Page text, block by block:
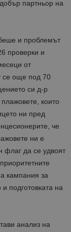
партньор на
и проблемът
проверки и
и от
се още под 70
си д-р
които
ни пред
, че
ни е
флаг да се удвоят
кампания за
и подготовката на
тави анализ на